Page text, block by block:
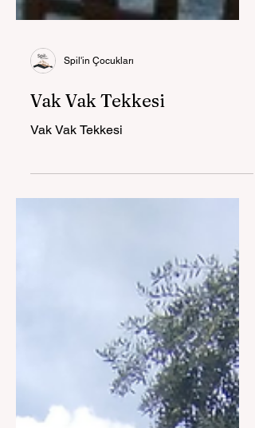
Spil'in Çocukları
Vak Vak Tekkesi